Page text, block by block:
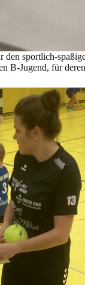
sportlich-
B-Jugend, für